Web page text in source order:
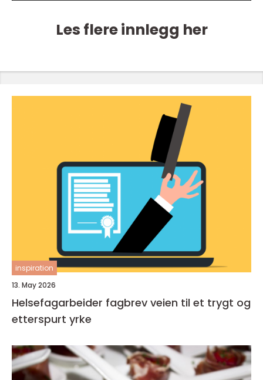
Les flere innlegg her
inspiration
13. May 2026
Helsefagarbeider fagbrev veien til et trygt og
etterspurt yrke